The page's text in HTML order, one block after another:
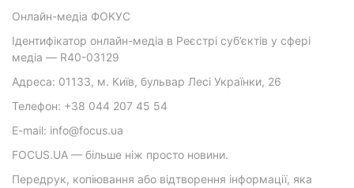
Онлайн-медіа ФОКУС
Ідентифікатор онлайн-медіа в Реєстрі суб’єктів у сфері
медіа — R40-03129
Адреса: 01133, м. Київ, бульвар Лесі Українки, 26
Телефон: +38 044 207 45 54
E-mail: info@focus.ua
FOCUS.UA — більше ніж просто новини.
Передрук, копіювання або відтворення інформації, яка